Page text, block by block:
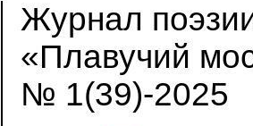
Журнал
«Плавучий
№ 1(39)-2025